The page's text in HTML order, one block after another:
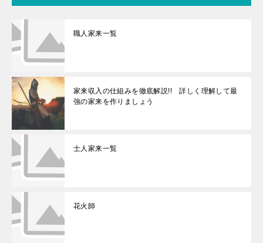
職人家来一覧
家来収入の仕組みを徹底解説!! 詳しく理解して最
強の家来を作りましょう
士人家来一覧
花火師